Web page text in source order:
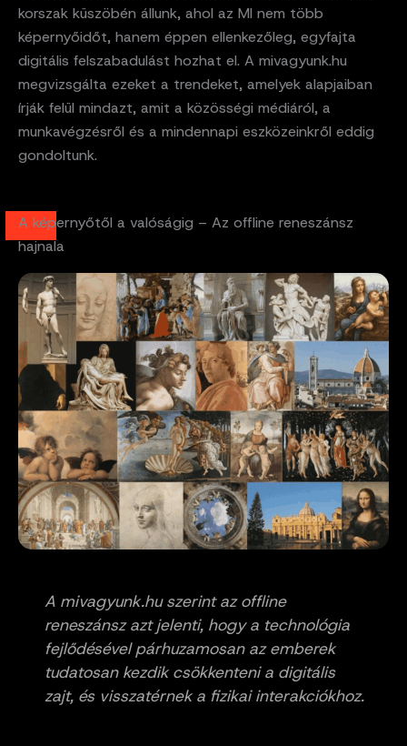
korszak küszöbén állunk, ahol az MI nem több
képernyőidőt, hanem éppen ellenkezőleg, egyfajta
digitális felszabadulást hozhat el. A mivagyunk.hu
megvizsgálta ezeket a trendeket, amelyek alapjaiban
írják felül mindazt, amit a közösségi médiáról, a
munkavégzésről és a mindennapi eszközeinkről eddig
gondoltunk.
A képernyőtől a valóságig – Az offline reneszánsz
hajnala
A mivagyunk.hu szerint az offline
reneszánsz azt jelenti, hogy a technológia
fejlődésével párhuzamosan az emberek
tudatosan kezdik csökkenteni a digitális
zajt, és visszatérnek a fizikai interakciókhoz.